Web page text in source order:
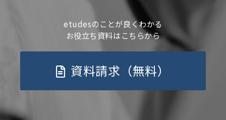
etudesのことが良くわかる
お役立ち資料はこちらから
資料請求（無料）